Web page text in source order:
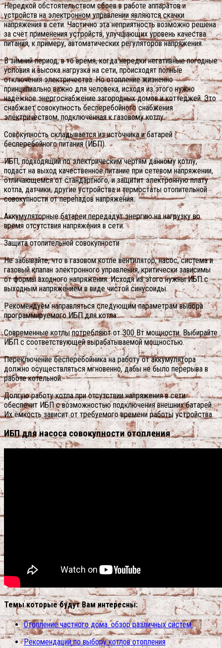
Нередкой обстоятельством сбоев в работе аппаратов и
устройств на электронном управлении являются скачки
напряжения в сети. Частично эта неприятность возможно решена
за счёт применения устройств, улучшающих уровень качества
питания, к примеру, автоматических регуляторов напряжения.
В зимний период, в то время, когда нередки негативные погодные
условия и высока нагрузка на сети, происходят полные
отключения электричества. Но отопление жизненно
принципиально важно для человека, исходя из этого нужно
надёжное энергоснабжение загородных домов и коттеджей. Это
снабжает совокупность бесперебойного снабжения
электричеством, подключённая к газовому котлу.
Совокупность складывается из источника и батарей
бесперебойного питания (ИБП).
ИБП, подходящий по электрическим чертям данному котлу,
подаст на выход качественное питание при сетевом напряжении,
отличающемся от стандартного, и защитит электронную плату
котла, датчики, другие устройства и термостаты отопительной
совокупности от перепадов напряжения.
Аккумуляторные батареи передадут энергию на нагрузку во
время отсутствия напряжения в сети.
Защита отопительной совокупности
Не забывайте, что в газовом котле вентилятор, насос, система и
газовый клапан электронного управления, критически зависимы
от формы входного напряжения. Исходя из этого нужны ИБП с
выходным напряжением в виде чистой синусоиды.
Рекомендуем направляться следующим параметрам выбора
программируемого ИБП для котла:
Современные котлы потребляют от 300 Вт мощности. Выбирайте
ИБП с соответствующей вырабатываемой мощностью.
Переключение бесперебойника на работу от аккумулятора
должно осуществляться мгновенно, дабы не было перерыва в
работе котельной.
Долгую работу котла при отсутствии напряжения в сети
обеспечит ИБП с возможностью подключения внешних батарей.
Их ёмкость зависит от требуемого времени работы устройства.
ИБП для насоса совокупности отопления
Темы которые будут Вам интересны:
Отопление частного дома. обзор различных систем.
Рекомендации по выбору котлов отопления